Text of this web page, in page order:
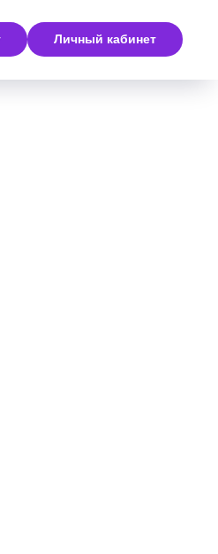
Личный кабинет